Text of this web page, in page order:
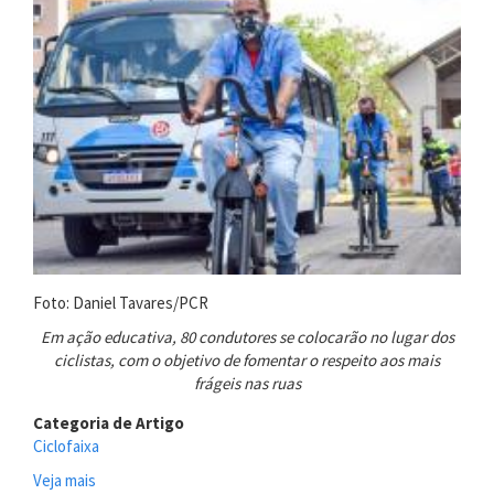
Foto: Daniel Tavares/PCR
Em ação educativa, 80 condutores se colocarão no lugar dos
ciclistas, com o objetivo de fomentar o respeito aos mais
frágeis nas ruas
Categoria de Artigo
Ciclofaixa
Veja mais